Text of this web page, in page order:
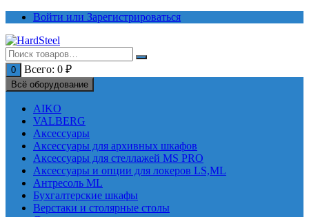
Перейти
содержимому
Войти или Зарегистрироваться
0 Всего: 0 ₽
Всё оборудование
AIKO
VALBERG
Аксессуары
Аксессуары для архивных шкафов
Аксессуары для стеллажей MS PRO
Аксессуары и опции для локеров LS,ML
Антресоль ML
Бухгалтерские шкафы
Верстаки и столярные столы